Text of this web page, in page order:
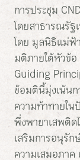
การประชุม
โดยสาธารณรัฐ
โดย มูลนิธิแม่ฟ้
มติภายใต้หัวข้
Guiding
ข้อมตินี้มุ่งเน้น
ความท้าทายใ
พึ่งพายาเสพติ
เสริมการอนุรั
ความเสมอภา